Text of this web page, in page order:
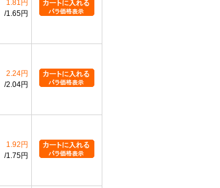
1.81円
1.65円
2.24円
2.04円
1.92円
1.75円